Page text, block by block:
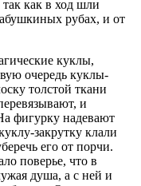
так как в ход шли
рубах, и от
куклы,
очередь куклы-
толстой ткани
и
фигурку надевают
закрутку клали
его от порчи.
поверье, что в
душа, а с ней и